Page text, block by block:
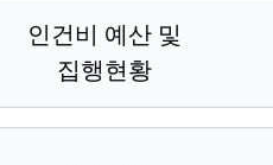
인건비 예산 및
집행현황